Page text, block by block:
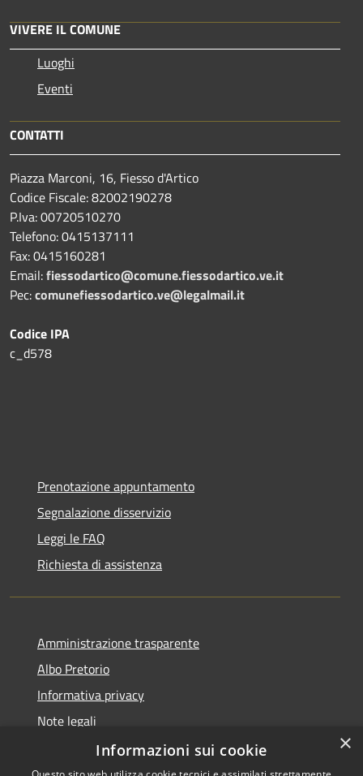
VIVERE IL COMUNE
Luoghi
Eventi
CONTATTI
Piazza Marconi, 16, Fiesso d'Artico
Codice Fiscale: 82002190278
P.Iva: 00720510270
Telefono:0415137111
Fax:0415160281
Email:fiessodartico@comune.fiessodartico.ve.it
Pec:comunefiessodartico.ve@legalmail.it
Codice IPA
c_d578
Prenotazione appuntamento
Segnalazione disservizio
Leggi le FAQ
Richiesta di assistenza
Amministrazione trasparente
Albo Pretorio
Informativa privacy
Note legali
Dichiarazione di accessibilità
×
Informazioni sui cookie